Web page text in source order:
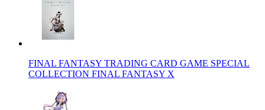
FINAL FANTASY TRADING CARD GAME SPECIAL
COLLECTION FINAL FANTASY X